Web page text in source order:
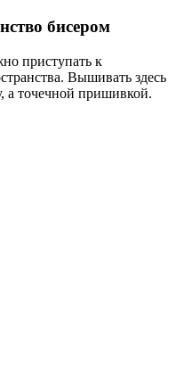
бисером
приступать к
Вышивать здесь
а точечной пришивкой.